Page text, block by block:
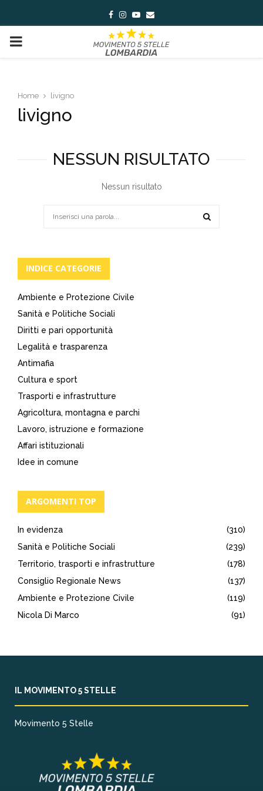
Facebook
Instagram
Youtube
Email
PRIMARY
Home livigno
livigno
NESSUN RISULTATO
Nessun risultato
INDICE CATEGORIE
Ambiente e Protezione Civile
Sanità e Politiche Sociali
Diritti e pari opportunità
Legalità e trasparenza
Antimafia
Cultura e sport
Trasporti e infrastrutture
Agricoltura, montagna e parchi
Lavoro, istruzione e formazione
Affari istituzionali
Idee in comune
ARGOMENTI TOP
In evidenza
(310)
Sanità e Politiche Sociali
(239)
Territorio, trasporti e infrastrutture
(178)
Consiglio Regionale News
(137)
Ambiente e Protezione Civile
(119)
Nicola Di Marco
(91)
IL MOVIMENTO 5 STELLE
Movimento 5 Stelle